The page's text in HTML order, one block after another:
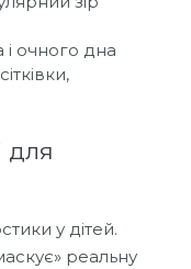
і очного дна
для
у дітей.
реальну